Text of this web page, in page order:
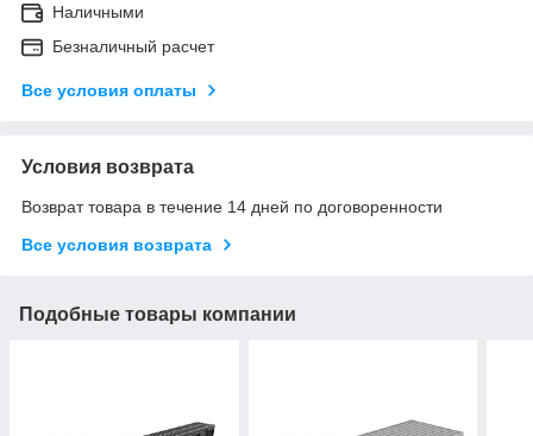
Наличными
Безналичный расчет
Все условия оплаты
Условия возврата
Возврат товара в течение 14 дней по договоренности
Все условия возврата
Подобные товары компании